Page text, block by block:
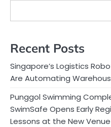
Recent Posts
Singapore’s Logistics
Are Automating
Punggol Swimming
SwimSafe Opens Early
Lessons at the New Venue